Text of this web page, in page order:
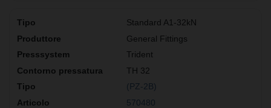
Standard A1-32kN
General Fittings
Trident
TH 32
(PZ-2B)
570480